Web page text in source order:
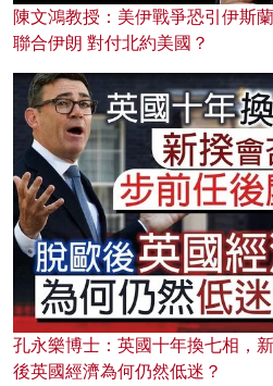
陳文鴻教授：美伊戰爭恐引伊斯
聯合伊朗 對付北約美國？
孔永樂博士：英國十年換七相，
後英國經濟為何仍然低迷？